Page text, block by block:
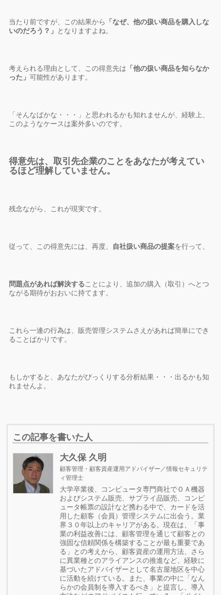
当たり前ですが、この結果から
「なぜ、他の扱い商品を購入しな
いのだろう？」 となりますよね。
考えられる理由として、この得意先は 「他の扱い商品を知らなか
った」可能性があります。
「そんなばかな・・・」と思われるかも知れませんが、経験上、
このようなケースは案外多いのです。
得意先は、取引先企業のことをあなたが考えてい
るほど理解していません。
残念ながら、これが現実です。
従って、この得意先には、再度、 自社扱い商品の提案を行って、
問題点があれば解決することにより、追加の購入（取引）へとつ
ながる期待がおおいに持てます。
これら一連の行為は、販売管理システムさえがあれば簡単にでき
ることばかりです。
もしかすると、あなたがびっくりする分析結果・・・出るかも知
れませんよ。
この記事を書いた人
大久保 久明
顧客管理・顧客資産運用アドバイザー／情報セキュリテ
ィ管理士
大学卒業後、コンピュータ専門商社でＯＡ機器
およびシステム販売、サプライ品販売、コンピ
ュータ帳票の設計など携わる中で、カードを活
用した顧客（会員）管理システムに出会う。業
界３０年以上のキャリアがある。現在は、「事
業の利益改善には、顧客管理を通じて顧客との
強固な信頼関係を構築することが最も重要であ
る」との考えから、顧客資産の運用方法、さら
に異業種とのアライアンスの推進など、経験に
基づいたアドバイザーとして名古屋地区を中心
に活動を続けている。また、事業の中に「なん
らかの会員制を導入するべき」と提言し、導入